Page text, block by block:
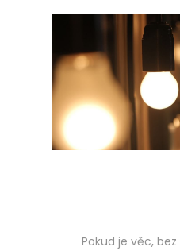
o
n
Pokud je věc,